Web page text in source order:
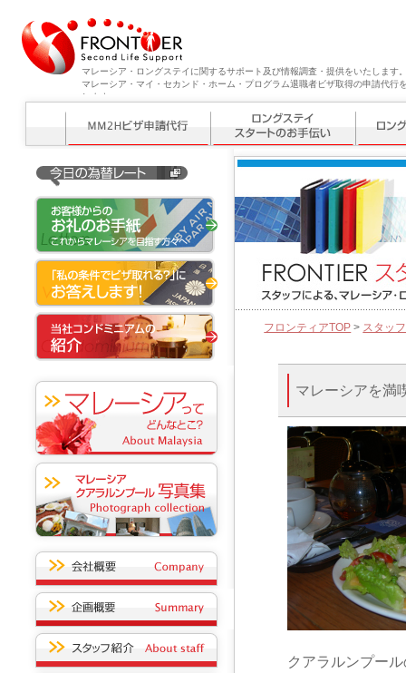
マレーシア・ロングステイに関するサポート及び情報調査・提供をいたします
マレーシア・マイ・セカンド・ホーム・プログラム退職者ビザ取得の申請代行
します。
フロンティアTOP > スタッ
マレーシアを満
クアラルンプー